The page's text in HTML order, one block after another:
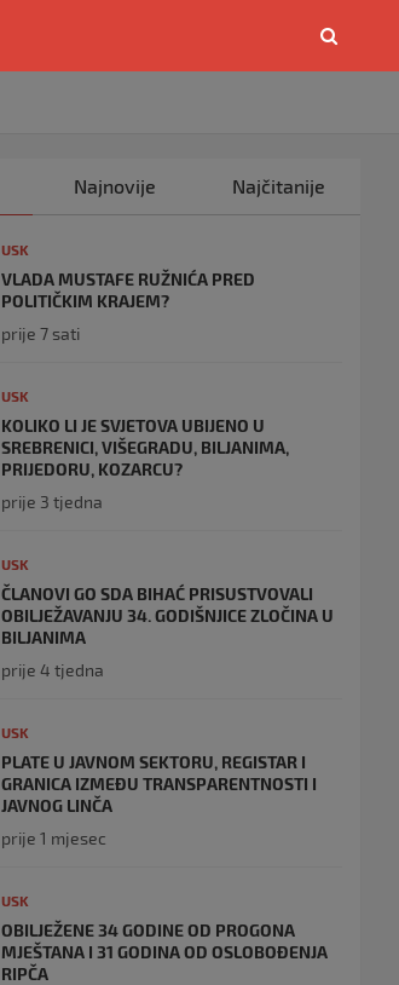
Najnovije Najčitanije
USK
VLADA MUSTAFE RUŽNIĆA PRED
POLITIČKIM KRAJEM?
prije 7 sati
USK
KOLIKO LI JE SVJETOVA UBIJENO U
SREBRENICI, VIŠEGRADU, BILJANIMA,
PRIJEDORU, KOZARCU?
prije 3 tjedna
USK
ČLANOVI GO SDA BIHAĆ PRISUSTVOVALI
OBILJEŽAVANJU 34. GODIŠNJICE ZLOČINA U
BILJANIMA
prije 4 tjedna
USK
PLATE U JAVNOM SEKTORU, REGISTAR I
GRANICA IZMEĐU TRANSPARENTNOSTI I
JAVNOG LINČA
prije 1 mjesec
USK
OBILJEŽENE 34 GODINE OD PROGONA
MJEŠTANA I 31 GODINA OD OSLOBOĐENJA
RIPČA